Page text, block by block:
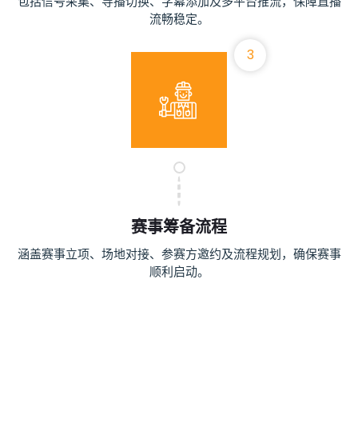
流畅稳定。
3
赛事筹备流程
涵盖赛事立项、场地对接、参赛方邀约及流程规划，确保赛事
顺利启动。